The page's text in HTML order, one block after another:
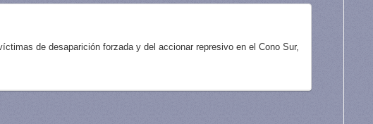
de desaparición forzada y del accionar represivo en el Cono Sur,